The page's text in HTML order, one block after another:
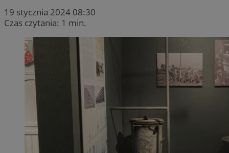
19 stycznia 2024 08:30
Czas czytania: 1 min.